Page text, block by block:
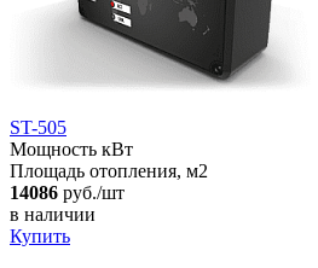
ST-505
Мощность кВт
Площадь отопления, м2
14086 руб./шт
в наличии
Купить